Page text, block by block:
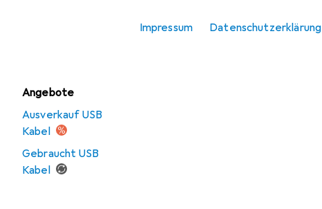
Impressum Datenschutzerklärung
Angebote
Ausverkauf USB
Kabel
Gebraucht USB
Kabel